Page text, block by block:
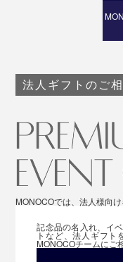
法人ギフトのご
MONOCOでは、法人様向
記念品の名入れ、イ
トなど、法人ギフト
MONOCOチームにご